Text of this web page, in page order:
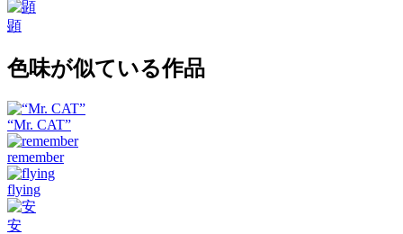
顕
色味が似ている作品
“Mr. CAT”
remember
flying
安